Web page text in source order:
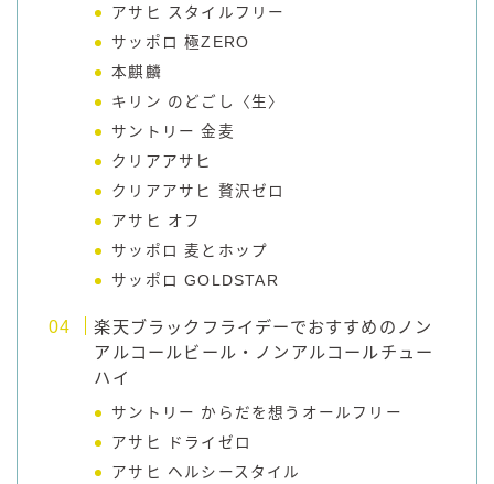
アサヒ スタイルフリー
サッポロ 極ZERO
本麒麟
キリン のどごし〈生〉
サントリー 金麦
クリアアサヒ
クリアアサヒ 贅沢ゼロ
アサヒ オフ
サッポロ 麦とホップ
サッポロ GOLDSTAR
楽天ブラックフライデーでおすすめのノン
アルコールビール・ノンアルコールチュー
ハイ
サントリー からだを想うオールフリー
アサヒ ドライゼロ
アサヒ ヘルシースタイル